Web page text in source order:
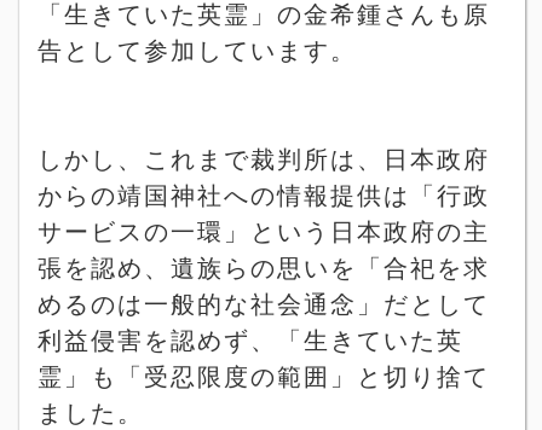
「生きていた英霊」の金希鍾さんも原
告として参加しています。
しかし、これまで裁判所は、日本政府
からの靖国神社への情報提供は「行政
サービスの一環」という日本政府の主
張を認め、遺族らの思いを「合祀を求
めるのは一般的な社会通念」だとして
利益侵害を認めず、「生きていた英
霊」も「受忍限度の範囲」と切り捨て
ました。